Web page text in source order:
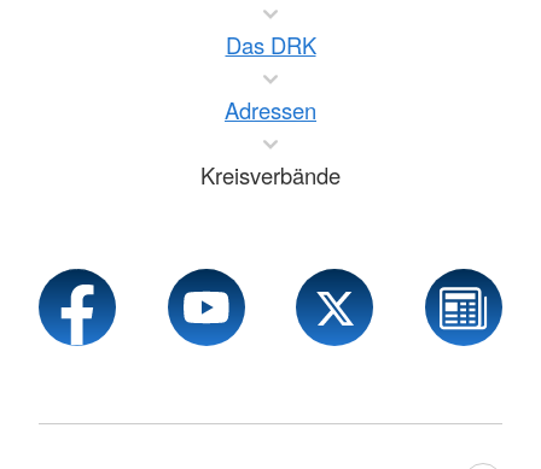
Das DRK
Adressen
Kreisverbände